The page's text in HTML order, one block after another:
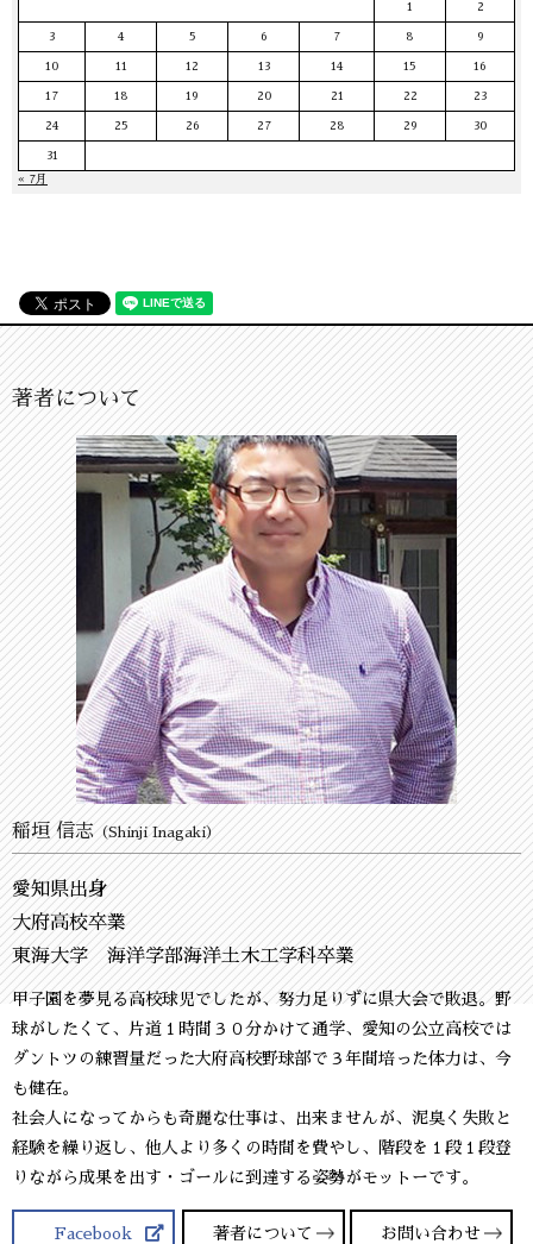
1 2
3 4 5 6 7 8 9
10 11 12 13 14 15 16
17 18 19 20 21 22 23
24 25 26 27 28 29 30
31
« 7月
著者について
稲垣 信志（Shinji Inagaki）
愛知県出身
大府高校卒業
東海大学 海洋学部海洋土木工学科卒業
甲子園を夢見る高校球児でしたが、努力足りずに県大会で敗退。野
球がしたくて、片道１時間３０分かけて通学、愛知の公立高校では
ダントツの練習量だった大府高校野球部で３年間培った体力は、今
も健在。
社会人になってからも奇麗な仕事は、出来ませんが、泥臭く失敗と
経験を繰り返し、他人より多くの時間を費やし、階段を１段１段登
りながら成果を出す・ゴールに到達する姿勢がモットーです。
Facebook 著者について お問い合わせ